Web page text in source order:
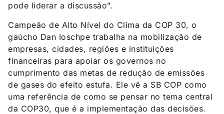
pode liderar a discussão”.
Campeão de Alto Nível do Clima da COP 30, o
gaúcho Dan Ioschpe trabalha na mobilização de
empresas, cidades, regiões e instituições
financeiras para apoiar os governos no
cumprimento das metas de redução de emissões
de gases do efeito estufa. Ele vê a SB COP como
uma referência de como se pensar no tema central
da COP30, que é a implementação das decisões.